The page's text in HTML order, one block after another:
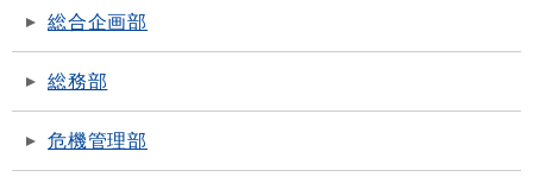
総合企画部
総務部
危機管理部